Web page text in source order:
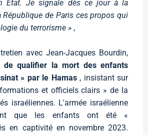
État. Je signale dès ce jour à la
République de Paris ces propos qui
du terrorisme » ,
avec Jean-Jacques Bourdin,
de qualifier la mort des enfants
» par le Hamas, insistant sur
et officiels clairs » de la
israéliennes. L'armée israélienne
que les enfants ont été «
en captivité en novembre 2023.